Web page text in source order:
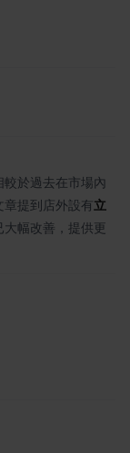
較於過去在市場內
提到店外設有 立
大幅改善，提供更